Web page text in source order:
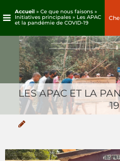
Passez
contenu
Accueil» Ce que nous faisons »
Initiatives principales » Les APAC
et la pandémie de COVID-19
LES APAC ET LA
19